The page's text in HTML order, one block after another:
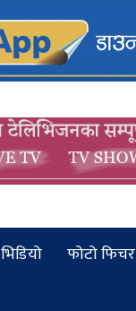
भिडियो फोटो फिचर